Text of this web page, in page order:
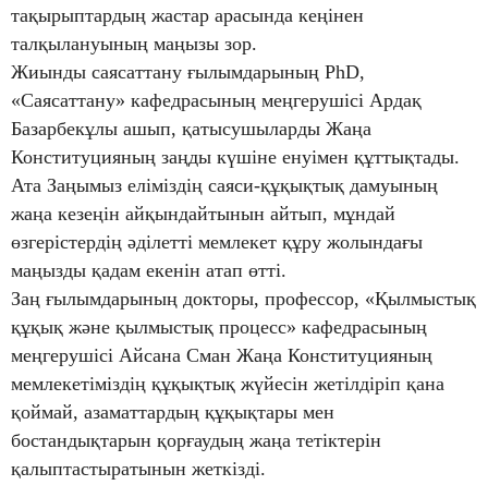
тақырыптардың жастар арасында кеңінен
талқылануының маңызы зор.
Жиынды саясаттану ғылымдарының PhD,
«Саясаттану» кафедрасының меңгерушісі Ардақ
Базарбекұлы ашып, қатысушыларды Жаңа
Конституцияның заңды күшіне енуімен құттықтады.
Ата Заңымыз еліміздің саяси-құқықтық дамуының
жаңа кезеңін айқындайтынын айтып, мұндай
өзгерістердің әділетті мемлекет құру жолындағы
маңызды қадам екенін атап өтті.
Заң ғылымдарының докторы, профессор, «Қылмыстық
құқық және қылмыстық процесс» кафедрасының
меңгерушісі Айсана Сман Жаңа Конституцияның
мемлекетіміздің құқықтық жүйесін жетілдіріп қана
қоймай, азаматтардың құқықтары мен
бостандықтарын қорғаудың жаңа тетіктерін
қалыптастыратынын жеткізді.